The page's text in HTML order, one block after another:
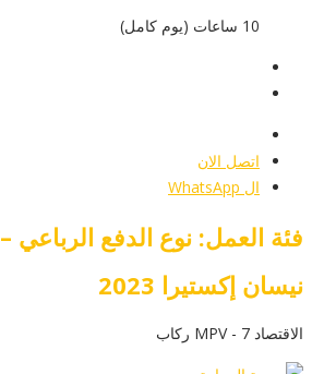
10 ساعات (يوم كامل)
اتصل الان
ال WhatsApp
فئة العمل: نوع الدفع الرباعي – 7 ركاب
نيسان إكستيرا 2023
الاقتصاد MPV - 7 ركاب